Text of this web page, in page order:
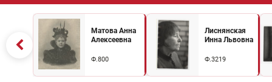
Матова Анна
Алексеевна
Ф.800
Лиснянская
Инна Львовна
Ф.3219